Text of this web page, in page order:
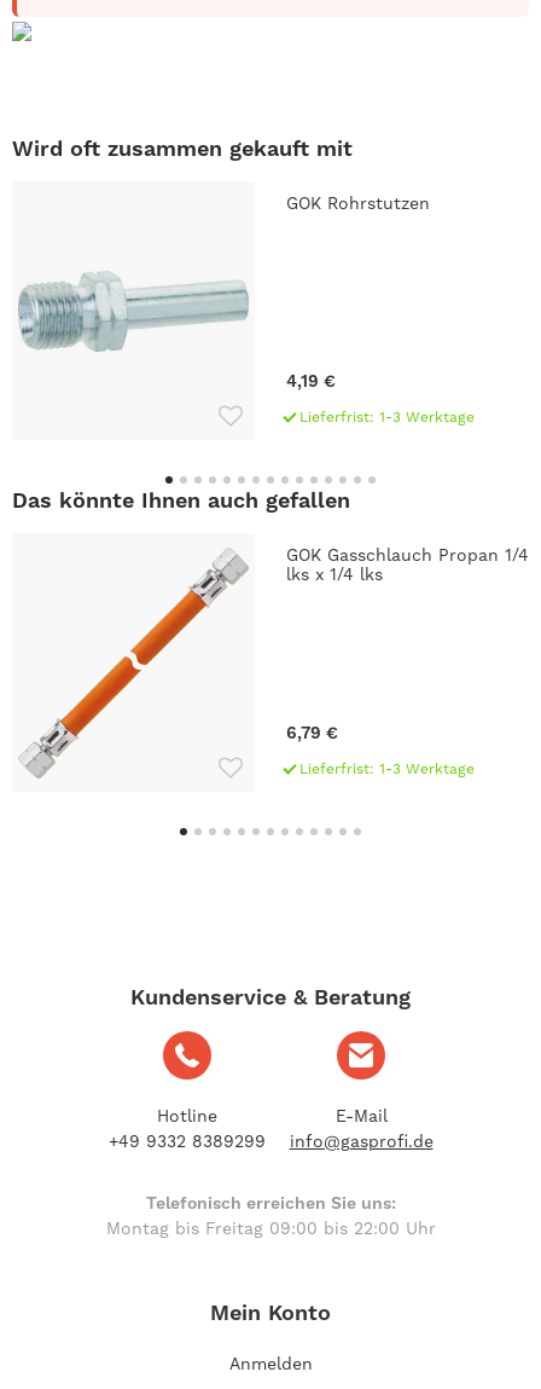
Wird oft zusammen gekauft mit
GOK Rohrstutzen
4,19 €
Lieferfrist: 1-3 Werktage
Das könnte Ihnen auch gefallen
GOK Gasschlauch Propan 1/4
lks x 1/4 lks
6,79 €
Lieferfrist: 1-3 Werktage
Kundenservice & Beratung
Hotline
+49 9332 8389299
E-Mail
info@gasprofi.de
Telefonisch erreichen Sie uns:
Montag bis Freitag 09:00 bis 22:00 Uhr
Mein Konto
Anmelden